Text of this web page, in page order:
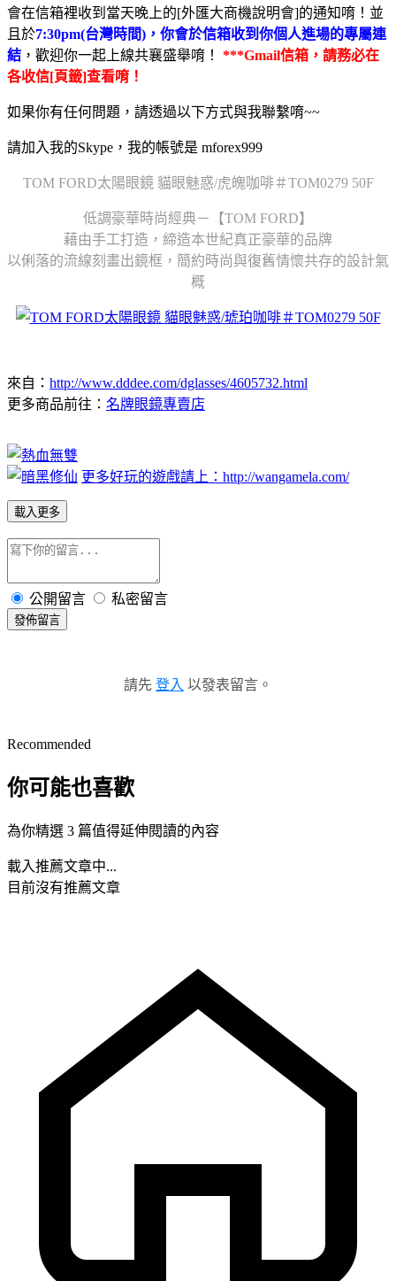
會在信箱裡收到當天晚上的[外匯大商機說明會]的通知唷！並
且於7:30pm(台灣時間)，你會於信箱收到你個人進場的專屬連
結 ，歡迎你一起上線共襄盛舉唷！ ***Gmail信箱，請務必在
各收信[頁籤]查看唷！
如果你有任何問題，請透過以下方式與我聯繫唷~~
請加入我的Skype，我的帳號是 mforex999
TOM FORD太陽眼鏡 貓眼魅惑/虎魄咖啡＃TOM0279 50F
低調豪華時尚經典－【TOM FORD】
藉由手工打造，締造本世紀真正豪華的品牌
以俐落的流線刻畫出鏡框，簡約時尚與復舊情懷共存的設計氣
概
來自： http://www.dddee.com/dglasses/4605732.html
更多商品前往： 名牌眼鏡專賣店
更多好玩的遊戲請上：http://wangamela.com/
載入更多
公開留言 私密留言
發佈留言
請先 登入 以發表留言。
Recommended
你可能也喜歡
為你精選 3 篇值得延伸閱讀的內容
載入推薦文章中...
目前沒有推薦文章